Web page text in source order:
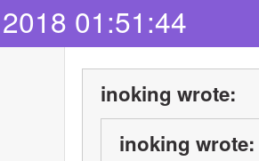
01:51:44
inoking wrote:
inoking wrote: